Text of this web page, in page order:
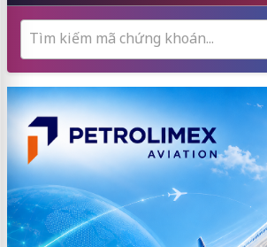
Tìm kiếm mã chứng khoán...